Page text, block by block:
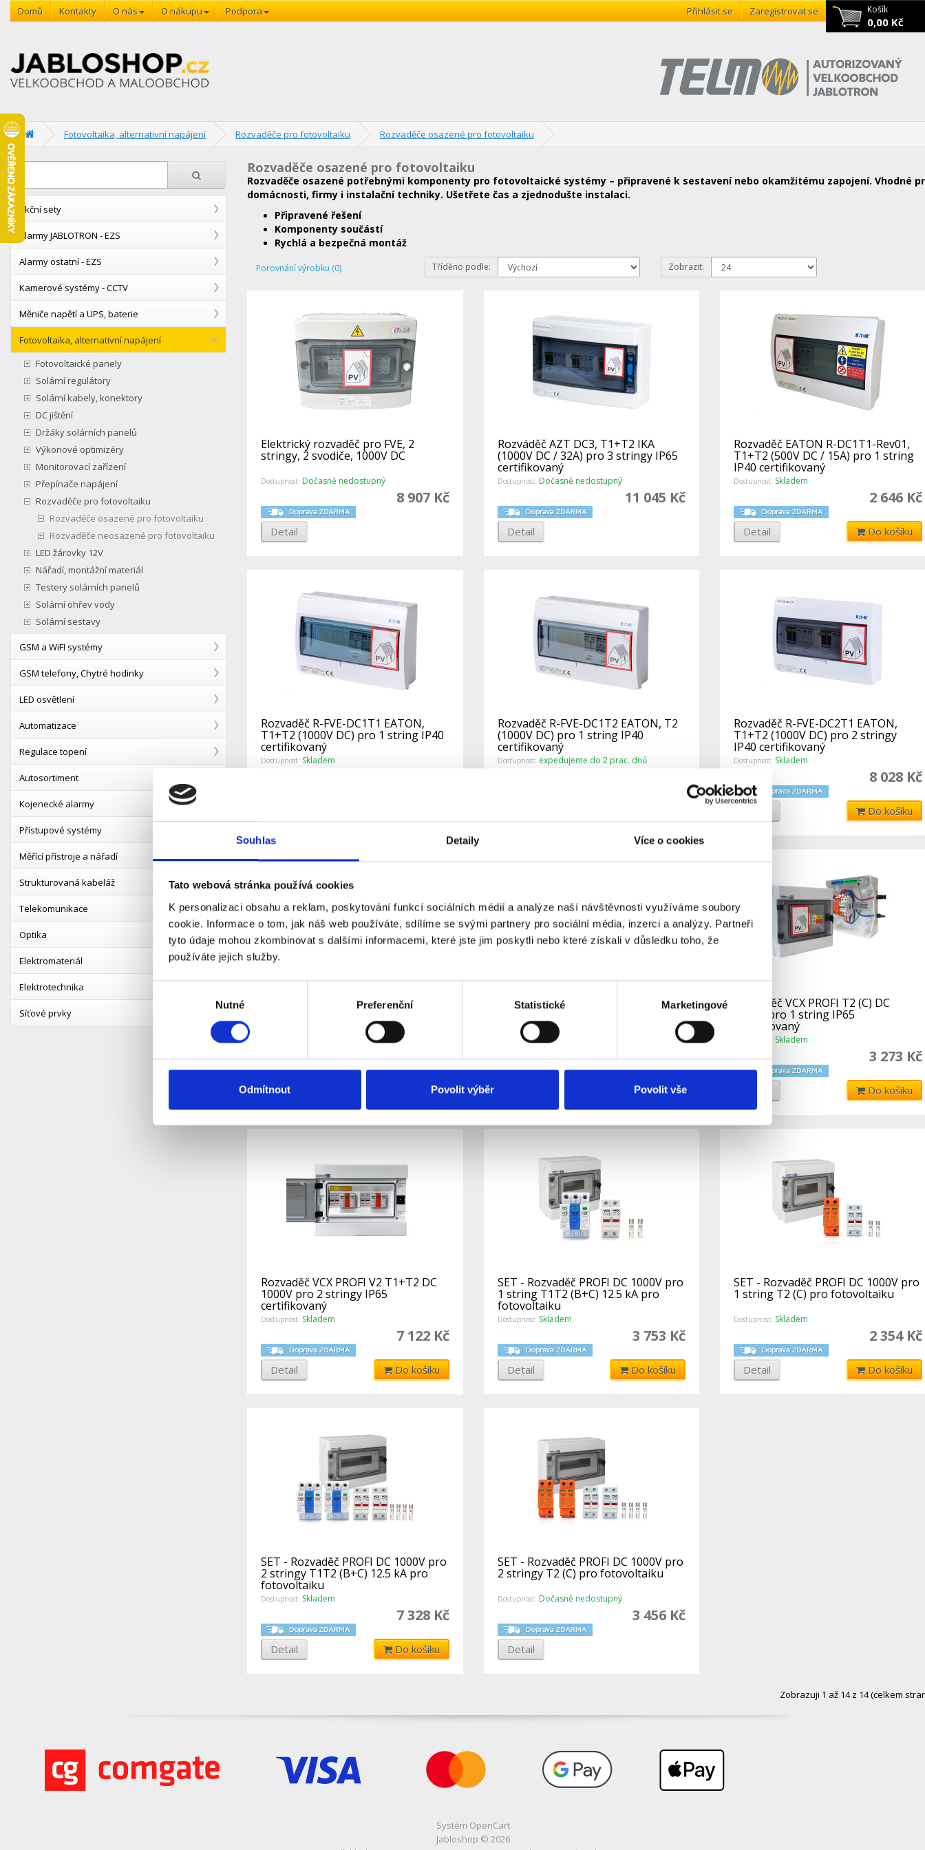
Souhlas Detaily Více o cookies
Tato webová stránka používá cookies
K personalizaci obsahu a reklam, poskytování funkcí sociálních médií a analýze naší návštěvnosti využíváme soubory
cookie. Informace o tom, jak náš web používáte, sdílíme se svými partnery pro sociální média, inzerci a analýzy. Partneři
tyto údaje mohou zkombinovat s dalšími informacemi, které jste jim poskytli nebo které získali v důsledku toho, že
používáte jejich služby.
Nutné Preferenční Statistické Marketingové
Odmítnout Povolit výběr Povolit vše
Košík
0,00 Kč
Domů Kontakty O nás O nákupu Podpora Přihlásit se Zaregistrovat se
Fotovoltaika, alternativní napájení Rozvaděče pro fotovoltaiku Rozvaděče osazené pro fotovoltaiku
Akční sety
Alarmy JABLOTRON - EZS
Alarmy ostatní - EZS
Kamerové systémy - CCTV
Měniče napětí a UPS, baterie
Fotovoltaika, alternativní napájení
Fotovoltaické panely
Solární regulátory
Solární kabely, konektory
DC jištění
Držáky solárních panelů
Výkonové optimizéry
Monitorovací zařízení
Přepínače napájení
Rozvaděče pro fotovoltaiku
Rozvaděče osazené pro fotovoltaiku
Rozvaděče neosazené pro fotovoltaiku
LED žárovky 12V
Nářadí, montážní materiál
Testery solárních panelů
Solární ohřev vody
Solární sestavy
GSM a WiFI systémy
GSM telefony, Chytré hodinky
LED osvětlení
Automatizace
Regulace topení
Autosortiment
Kojenecké alarmy
Přístupové systémy
Měřící přístroje a nářadí
Strukturovaná kabeláž
Telekomunikace
Optika
Elektromateriál
Elektrotechnika
Síťové prvky
Rozvaděče osazené pro fotovoltaiku
Rozvaděče osazené potřebnými komponenty pro fotovoltaické systémy – připravené k sestavení nebo okamžitému zapojení. Vhodné
domácnosti, firmy i instalační techniky. Ušetřete čas a zjednodušte instalaci.
Připravené řešení
Komponenty součástí
Rychlá a bezpečná montáž
Porovnání výrobku (0) Tříděno podle: Zobrazit:
Elektrický rozvaděč pro FVE, 2
stringy, 2 svodiče, 1000V DC
Dostupnost: Dočasně nedostupný
8 907 Kč
Detail
Rozváděč AZT DC3, T1+T2 IKA
(1000V DC / 32A) pro 3 stringy IP65
certifikovaný
Dostupnost: Dočasně nedostupný
11 045 Kč
Detail
Rozvaděč EATON R-DC1T1-Rev01,
T1+T2 (500V DC / 15A) pro 1 string
IP40 certifikovaný
Dostupnost: Skladem
2 646 Kč
Detail Do košíku
Rozvaděč R-FVE-DC1T1 EATON,
T1+T2 (1000V DC) pro 1 string IP40
certifikovaný
Dostupnost: Skladem
Rozvaděč R-FVE-DC1T2 EATON, T2
(1000V DC) pro 1 string IP40
certifikovaný
Dostupnost: expedujeme do 2 prac. dnů
Rozvaděč R-FVE-DC2T1 EATON,
T1+T2 (1000V DC) pro 2 stringy
IP40 certifikovaný
Dostupnost: Skladem
8 028 Kč
Do košíku
Rozvaděč R-FVE-DC2T2 EATON, T2
4 491 Kč
Detail Do košíku
Rozvaděč R-FVE-Z3 (AC IP40/20)
Dostupnost:Skladem
3 969 Kč
Do košíku
Rozvaděč VCX PROFI T2 (C) DC
1000V pro 1 string IP65
certifikovaný
Skladem
3 273 Kč
Do košíku
Rozvaděč VCX PROFI V2 T1+T2 DC
1000V pro 2 stringy IP65
certifikovaný
Dostupnost: Skladem
7 122 Kč
Detail Do košíku
SET - Rozvaděč PROFI DC 1000V pro
1 string T1T2 (B+C) 12.5 kA pro
fotovoltaiku
Dostupnost: Skladem
3 753 Kč
Detail Do košíku
SET - Rozvaděč PROFI DC 1000V pro
1 string T2 (C) pro fotovoltaiku
Dostupnost: Skladem
2 354 Kč
Detail Do košíku
SET - Rozvaděč PROFI DC 1000V pro
2 stringy T1T2 (B+C) 12.5 kA pro
fotovoltaiku
Dostupnost: Skladem
7 328 Kč
Detail Do košíku
SET - Rozvaděč PROFI DC 1000V pro
2 stringy T2 (C) pro fotovoltaiku
Dostupnost: Dočasně nedostupný
3 456 Kč
Detail
Zobrazuji 1 až 14 z 14 (celkem
Systém OpenCart
Jabloshop © 2026